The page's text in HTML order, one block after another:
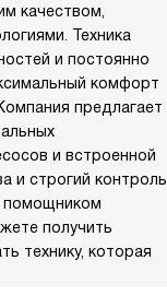
качеством,
Техника
и постоянно
комфорт
предлагает
и встроенной
и строгий контроль
помощником
получить
технику, которая